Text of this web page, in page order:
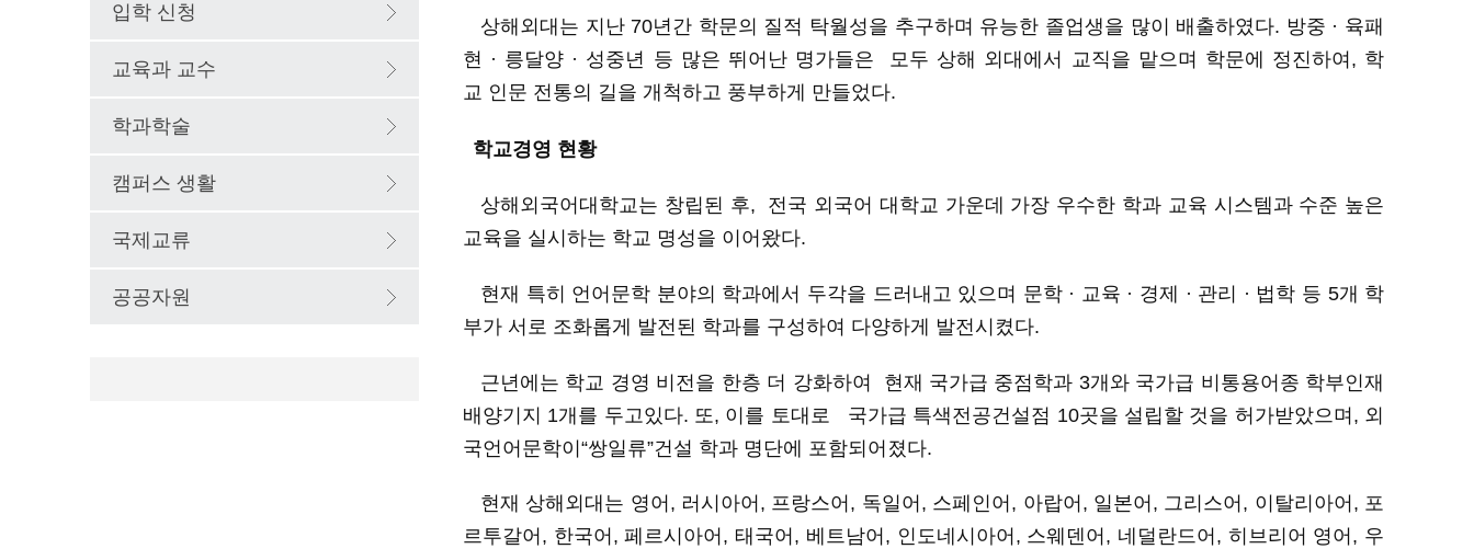
입학 신청
교육과 교수
학과학술
캠퍼스 생활
국제교류
공공자원
상해외대는 지난70년간 학문의 질적 탁월성을 추구하며 유능한 졸업생을 많이 배출하였다. 방중 · 육패
현 · 릉달양 · 성중년 등 많은 뛰어난명가들은 모두 상해 외대에서 교직을 맡으며 학문에 정진하여 , 학
교 인문 전통의 길을 개척하고 풍부하게 만들었다.
학교경영 현황
상해외국어대학교는 창립된 후, 전국 외국어 대학교 가운데 가장 우수한 학과 교육 시스템과 수준 높은
교육을 실시하는 학교 명성을 이어왔다.
현재 특히 언어문학 분야의 학과에서 두각을 드러내고 있으며 문학· 교육 · 경제 · 관리 · 법학 등 5개 학
부가 서로 조화롭게 발전된 학과를 구성하여 다양하게 발전시켰다.
근년에는 학교 경영 비전을 한층 더 강화하여 현재 국가급 중점학과 3개와 국가급 비통용어종 학부인재
배양기지 1개를 두고 있다. 또, 이를 토대로 국가급 특색전공건설점 10곳을 설립할 것을 허가받았으며 , 외
국언어문학이“쌍일류”건설 학과 명단에 포함되어졌다.
현재 상해외대는 영어 , 러시아어, 프랑스어, 독일어, 스페인어, 아랍어, 일본어, 그리스어, 이탈리아어, 포
르투갈어, 한국어, 페르시아어, 태국어, 베트남어, 인도네시아어, 스웨덴어, 네덜란드어, 히브리어 영어, 우